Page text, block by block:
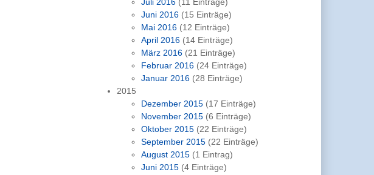
Juni 2016 (15 Einträge)
Mai 2016 (12 Einträge)
April 2016 (14 Einträge)
März 2016 (21 Einträge)
Februar 2016 (24 Einträge)
Januar 2016 (28 Einträge)
2015
Dezember 2015 (17 Einträge)
November 2015 (6 Einträge)
Oktober 2015 (22 Einträge)
September 2015 (22 Einträge)
August 2015 (1 Eintrag)
Juni 2015 (4 Einträge)